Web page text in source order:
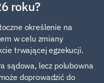
roku?
określenie na
w celu zmiany
trwającej egzekucji.
sądowa, lecz polubowna
doprowadzić do